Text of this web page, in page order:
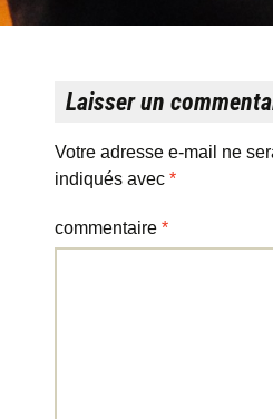
Laisser un
Votre adresse e-mail ne
indiqués avec *
commentaire *